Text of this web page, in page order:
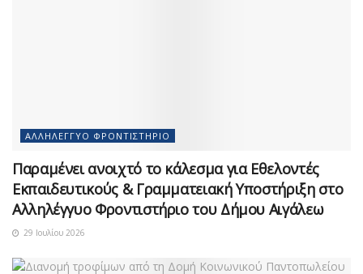
ΑΛΛΗΛΈΓΓΥΟ ΦΡΟΝΤΙΣΤΉΡΙΟ
Παραμένει ανοιχτό το κάλεσμα για Εθελοντές
Εκπαιδευτικούς & Γραμματειακή Υποστήριξη στο
Αλληλέγγυο Φροντιστήριο του Δήμου Αιγάλεω
29 Ιουλίου 2026